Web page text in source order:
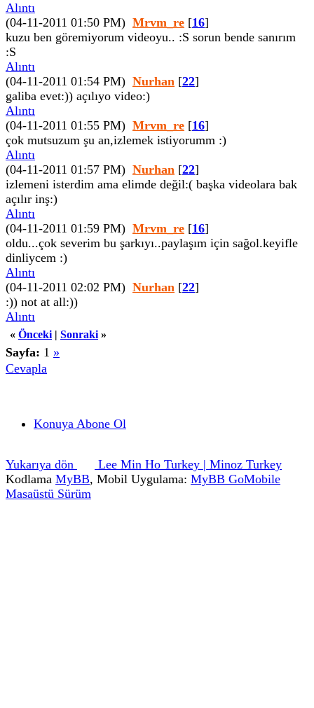
Alıntı
(04-11-2011 01:50 PM) Mrvm_re [16]
kuzu ben göremiyorum videoyu.. :S sorun bende sanırım
:S
Alıntı
(04-11-2011 01:54 PM) Nurhan [22]
galiba evet:)) açılıyo video:)
Alıntı
(04-11-2011 01:55 PM) Mrvm_re [16]
çok mutsuzum şu an,izlemek istiyorumm :)
Alıntı
(04-11-2011 01:57 PM) Nurhan [22]
izlemeni isterdim ama elimde değil:( başka videolara bak
açılır inş:)
Alıntı
(04-11-2011 01:59 PM) Mrvm_re [16]
oldu...çok severim bu şarkıyı..paylaşım için sağol.keyifle
dinliycem :)
Alıntı
(04-11-2011 02:02 PM) Nurhan [22]
:)) not at all:))
Alıntı
« Önceki | Sonraki »
Sayfa: 1 »
Cevapla
Konuya Abone Ol
Yukarıya dön
Lee Min Ho Turkey | Minoz Turkey
Kodlama MyBB, Mobil Uygulama: MyBB GoMobile
Masaüstü Sürüm